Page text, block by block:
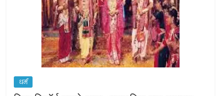
धर्म